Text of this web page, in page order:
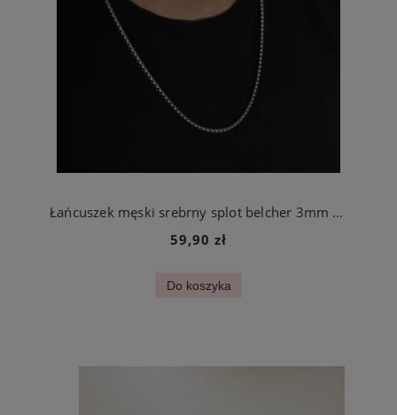
Łańcuszek męski srebrny splot belcher 3mm stal chirurgiczna
59,90 zł
Do koszyka